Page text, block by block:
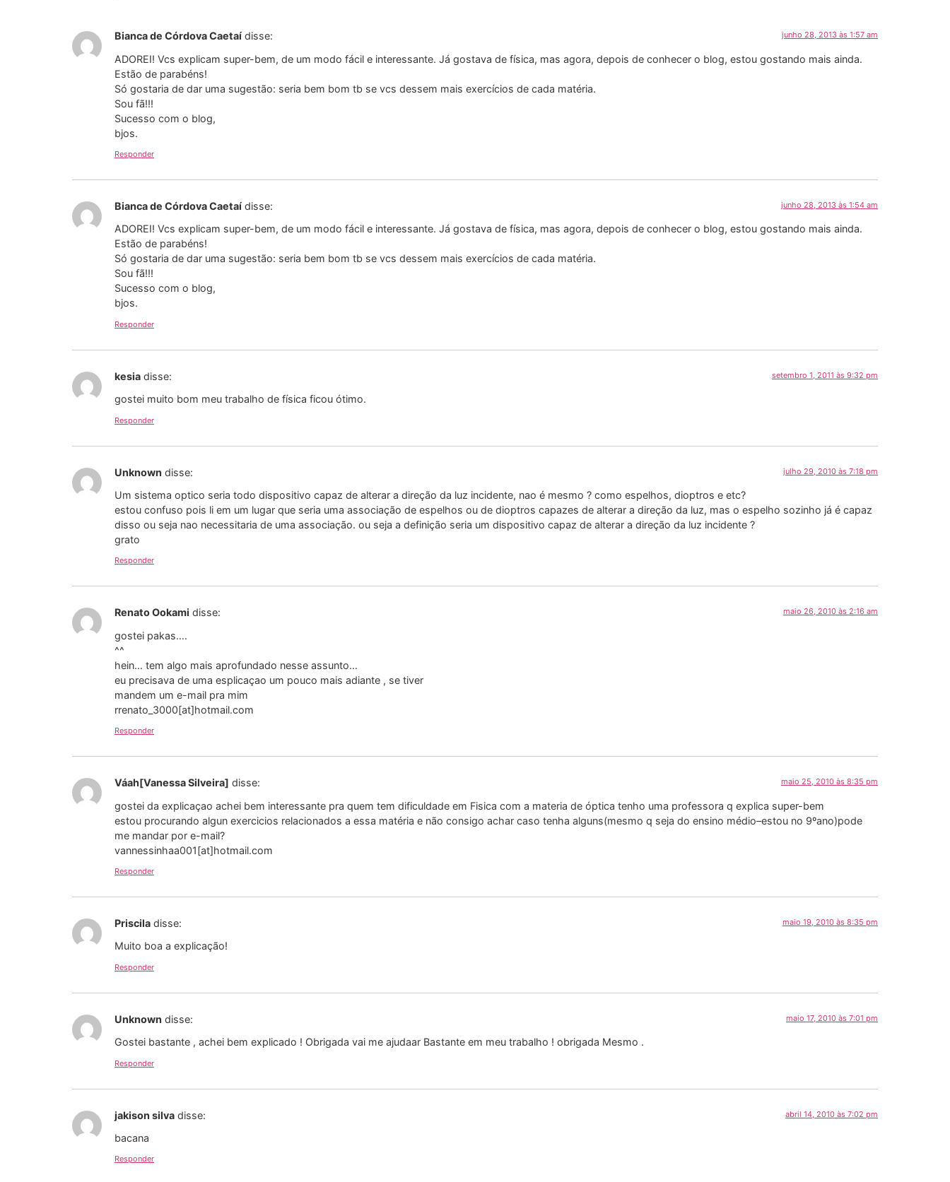
Bianca de Córdova Caetaí disse: junho 28, 2013 às 1:57 am
ADOREI! Vcs explicam super-bem, de um modo fácil e interessante. Já gostava de física, mas agora, depois de conhecer o blog, estou gostando mais ainda.
Estão de parabéns!
Só gostaria de dar uma sugestão: seria bem bom tb se vcs dessem mais exercícios de cada matéria.
Sou fã!!!
Sucesso com o blog,
bjos.
Responder
Bianca de Córdova Caetaí disse: junho 28, 2013 às 1:54 am
ADOREI! Vcs explicam super-bem, de um modo fácil e interessante. Já gostava de física, mas agora, depois de conhecer o blog, estou gostando mais ainda.
Estão de parabéns!
Só gostaria de dar uma sugestão: seria bem bom tb se vcs dessem mais exercícios de cada matéria.
Sou fã!!!
Sucesso com o blog,
bjos.
Responder
kesia disse: setembro 1, 2011 às 9:32 pm
gostei muito bom meu trabalho de física ficou ótimo.
Responder
Unknown disse: julho 29, 2010 às 7:18 pm
Um sistema optico seria todo dispositivo capaz de alterar a direção da luz incidente, nao é mesmo ? como espelhos, dioptros e etc?
estou confuso pois li em um lugar que seria uma associação de espelhos ou de dioptros capazes de alterar a direção da luz, mas o espelho sozinho já é capaz
disso ou seja nao necessitaria de uma associação. ou seja a definição seria um dispositivo capaz de alterar a direção da luz incidente ?
grato
Responder
Renato Ookami disse: maio 26, 2010 às 2:16 am
gostei pakas….
^^
hein… tem algo mais aprofundado nesse assunto…
eu precisava de uma esplicaçao um pouco mais adiante , se tiver
mandem um e-mail pra mim
rrenato_3000[at]hotmail.com
Responder
Váah[Vanessa Silveira] disse: maio 25, 2010 às 8:35 pm
gostei da explicaçao achei bem interessante pra quem tem dificuldade em Fisica com a materia de óptica tenho uma professora q explica super-bem
estou procurando algun exercicios relacionados a essa matéria e não consigo achar caso tenha alguns(mesmo q seja do ensino médio–estou no 9ºano)pode
me mandar por e-mail?
vannessinhaa001[at]hotmail.com
Responder
Priscila disse: maio 19, 2010 às 8:35 pm
Muito boa a explicação!
Responder
Unknown disse: maio 17, 2010 às 7:01 pm
Gostei bastante , achei bem explicado ! Obrigada vai me ajudaar Bastante em meu trabalho ! obrigada Mesmo .
Responder
jakison silva disse: abril 14, 2010 às 7:02 pm
bacana
Responder